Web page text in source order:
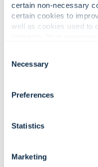
certain non-necessary
certain cookies to
well as cookies used to
cookies. Click "Show
about who we share
Selection
Necessary
Preferences
Statistics
Marketing
복잡한 과제.
확실한 해결책.
교통량이 많고
물리적 및 디지털
FRA, FTA, IMO,